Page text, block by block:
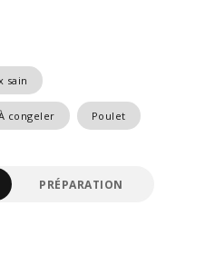
sain
congeler Poulet
PRÉPARATION